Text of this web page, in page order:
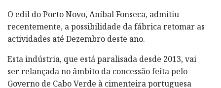
O edil do Porto Novo, Aníbal Fonseca, admitiu
recentemente, a possibilidade da fábrica retomar as
actividades até Dezembro deste ano.
Esta indústria, que está paralisada desde 2013, vai
ser relançada no âmbito da concessão feita pelo
Governo de Cabo Verde à cimenteira portuguesa